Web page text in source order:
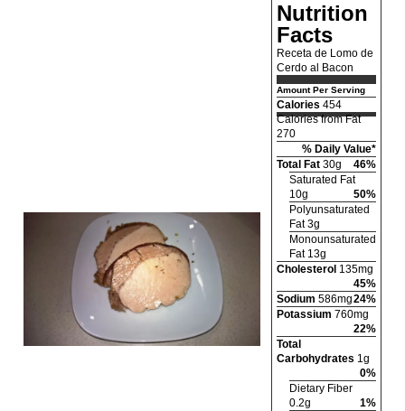
Nutrition
Facts
Receta de Lomo de
Cerdo al Bacon
Amount Per Serving
Calories 454
Calories from Fat
270
% Daily Value*
Total Fat 30g
46%
Saturated Fat
10g
50%
Polyunsaturated
Fat 3g
Monounsaturated
Fat 13g
Cholesterol 135mg
45%
Sodium 586mg24%
Potassium 760mg
22%
Total
Carbohydrates 1g
0%
Dietary Fiber
0.2g
1%